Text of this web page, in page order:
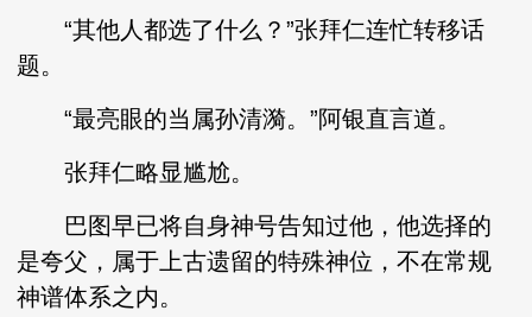
“其他人都选了什么？”张拜仁连忙转移话
题。
“最亮眼的当属孙清漪。”阿银直言道。
张拜仁略显尴尬。
巴图早已将自身神号告知过他，他选择的
是夸父，属于上古遗留的特殊神位，不在常规
神谱体系之内。